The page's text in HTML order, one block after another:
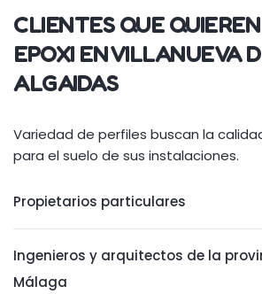
CLIENTES QUE
EPOXI EN VILLANUEVA
ALGAIDAS
Variedad de perfiles buscan la
para el suelo de sus instalaciones.
Propietarios particulares
Ingenieros y arquitectos de la
Málaga